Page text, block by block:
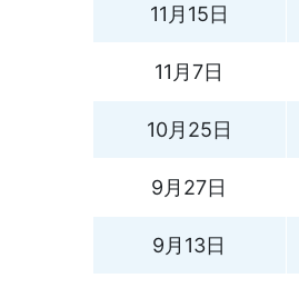
11月15日
11月7日
10月25日
9月27日
9月13日